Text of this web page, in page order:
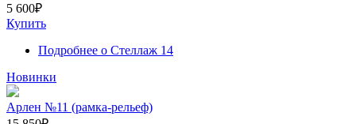
5 600₽
Купить
Подробнее о Стеллаж 14
Новинки
Арлен №11 (рамка-рельеф)